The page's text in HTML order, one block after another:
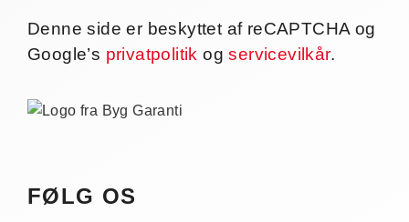
Denne side er beskyttet af reCAPTCHA og
Google’s privatpolitik ogservicevilkår.
FØLG OS